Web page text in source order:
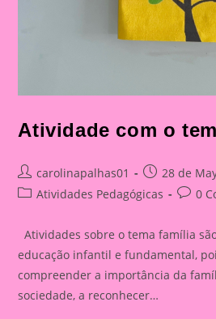
Atividade com o
Post
author:
carolinapalhas01
Post
published:
28 de
PostAtividades Pedagógicas
Post0
Atividades sobre o tema família
educação infantil e fundamental,
compreender a importância da
sociedade, a reconhecer…